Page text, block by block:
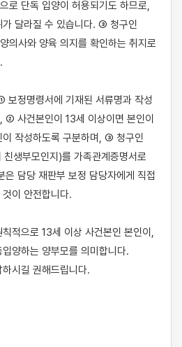
로 단독 입양이 허용되기도 하므로,
가 달라질 수 있습니다. ③ 청구인
의사와 양육 의지를 확인하는 취지로
보정명령서에 기재된 서류명과 작성
② 사건본인이 13세 이상이면 본인이
이 작성하도록 구분하며, ③ 청구인
생부모인지)를 가족관계증명서로
담당 재판부 보정 담당자에게 직접
이 안전합니다.
적으로 13세 이상 사건본인 본인이,
양하는 양부모를 의미합니다.
시길 권해드립니다.